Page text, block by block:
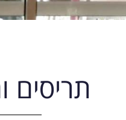
תריסים